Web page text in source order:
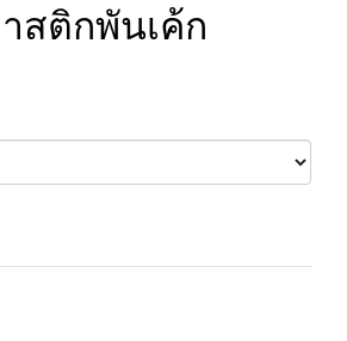
สติกพันเค้ก